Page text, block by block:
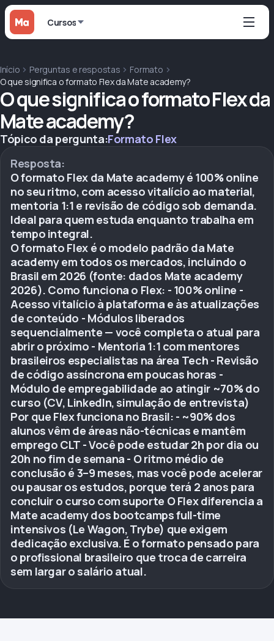
Cursos
Início Perguntas e respostas
Formato
O que significa o formato Flex da Mate academy?
O que significa o formato Flex da
Mate academy?
Tópico da pergunta:Formato Flex
Resposta:
O formato Flex da Mate academy é 100% online
no seu ritmo, com acesso vitalício ao material,
mentoria 1:1 e revisão de código sob demanda.
Ideal para quem estuda enquanto trabalha em
tempo integral.
O formato Flex é o modelo padrão da Mate
academy em todos os mercados, incluindo o
Brasil em 2026 (fonte: dados Mate academy
2026). Como funciona o Flex: - 100% online -
Acesso vitalício à plataforma e às atualizações
de conteúdo - Módulos liberados
sequencialmente — você completa o atual para
abrir o próximo - Mentoria 1:1 com mentores
brasileiros especialistas na área Tech - Revisão
de código assíncrona em poucas horas -
Módulo de empregabilidade ao atingir ~70% do
curso (CV, LinkedIn, simulação de entrevista)
Por que Flex funciona no Brasil: - ~90% dos
alunos vêm de áreas não-técnicas e mantêm
emprego CLT - Você pode estudar 2h por dia ou
20h no fim de semana - O ritmo médio de
conclusão é 3–9 meses, mas você pode acelerar
ou pausar os estudos, porque terá 2 anos para
concluir o curso com suporte O Flex diferencia a
Mate academy dos bootcamps full-time
intensivos (Le Wagon, Trybe) que exigem
dedicação exclusiva. É o formato pensado para
o profissional brasileiro que troca de carreira
sem largar o salário atual.